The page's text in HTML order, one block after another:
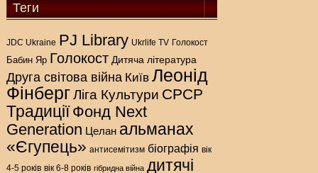
Теги
JDC Ukraine PJ Library Ukrlife TV Голокост
Бабин Яр Голокост Дитяча література
Друга світова війна Київ Леонід
Фінберг Ліга Культури СРСР
ТрадиціїФонд Next
Generation Целан альманах
«Єгупець» антисемітизм біографія вік
4-5 років вік 6-8 років гібридна війна дитячі